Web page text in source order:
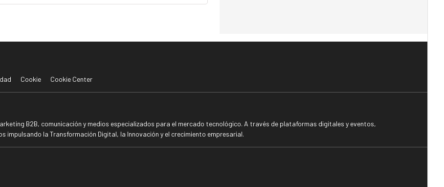
Cookie Cookie Center
B2B, comunicación y medios especializados para el mercado tecnológico. A través de plataformas digitales y eventos,
la Transformación Digital, la Innovación y el crecimiento empresarial.